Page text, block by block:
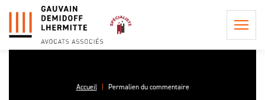
Accueil Permalien du commentaire